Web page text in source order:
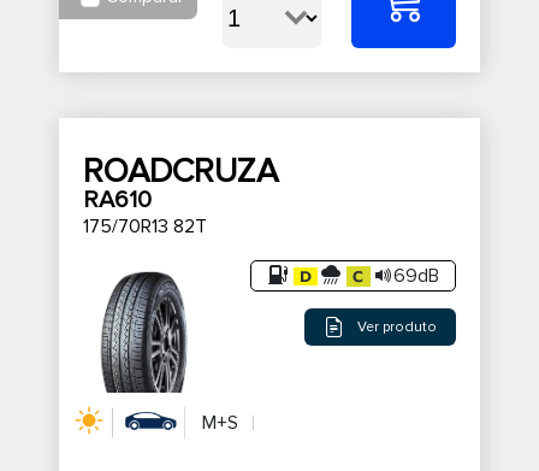
ROADCRUZA
RA610
175/70R13 82T
69dB
Ver produto
M+S